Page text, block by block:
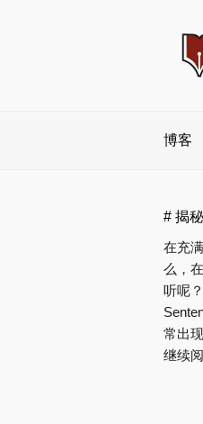
博客
# 揭
在充
么，
听呢
常出
继续